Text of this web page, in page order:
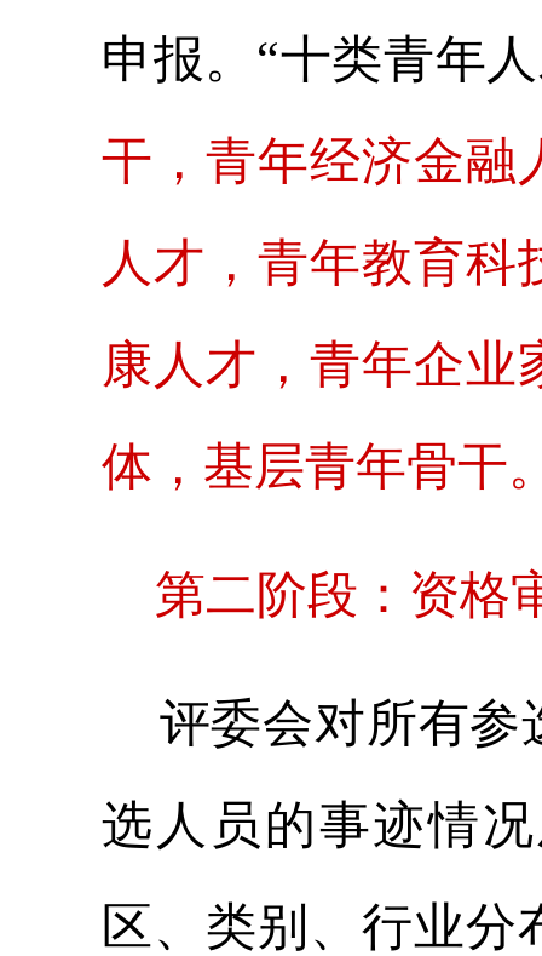
申报。“十类青年
干，青年经济金融
人才，青年教育
康人才，青年企业
体，基层青年骨干
第二阶段：资格
评委会对所有参
选人员的事迹情
区、类别、行业分